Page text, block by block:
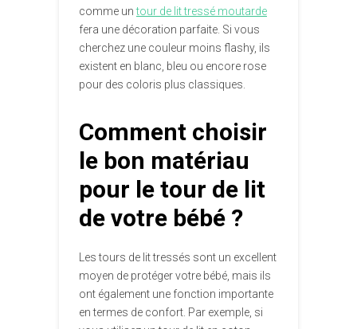
comme untour de lit tressé moutarde
fera une décoration parfaite. Si vous
cherchez une couleur moins flashy, ils
existent en blanc, bleu ou encore rose
pour des coloris plus classiques.
Comment choisir
le bon matériau
pour le tour de lit
de votre bébé ?
Les tours de lit tressés sont un excellent
moyen de protéger votre bébé, mais ils
ont également une fonction importante
en termes de confort. Par exemple, si